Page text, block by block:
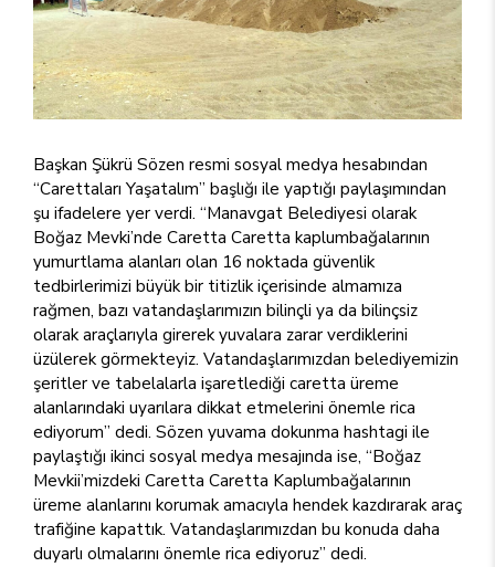
Başkan Şükrü Sözen resmi sosyal medya hesabından
“Carettaları Yaşatalım” başlığı ile yaptığı paylaşımından
şu ifadelere yer verdi. “Manavgat Belediyesi olarak
Boğaz Mevki’nde Caretta Caretta kaplumbağalarının
yumurtlama alanları olan 16 noktada güvenlik
tedbirlerimizi büyük bir titizlik içerisinde almamıza
rağmen, bazı vatandaşlarımızın bilinçli ya da bilinçsiz
olarak araçlarıyla girerek yuvalara zarar verdiklerini
üzülerek görmekteyiz. Vatandaşlarımızdan belediyemizin
şeritler ve tabelalarla işaretlediği caretta üreme
alanlarındaki uyarılara dikkat etmelerini önemle rica
ediyorum” dedi. Sözen yuvama dokunma hashtagi ile
paylaştığı ikinci sosyal medya mesajında ise, “Boğaz
Mevkii’mizdeki Caretta Caretta Kaplumbağalarının
üreme alanlarını korumak amacıyla hendek kazdırarak araç
trafiğine kapattık. Vatandaşlarımızdan bu konuda daha
duyarlı olmalarını önemle rica ediyoruz” dedi.